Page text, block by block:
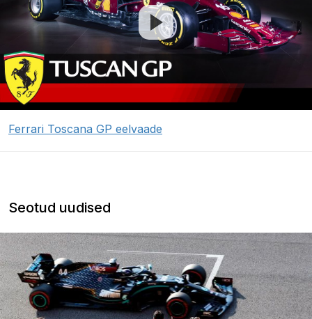
Ferrari Toscana GP eelvaade
Seotud uudised